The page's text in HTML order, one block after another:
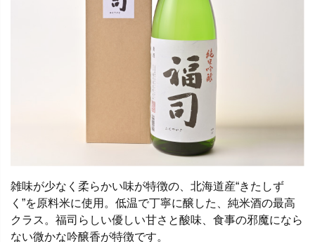
雑味が少なく柔らかい味が特徴の、北海道産“きたしず
く”を原料米に使用。低温で丁寧に醸した、純米酒の最高
クラス。福司らしい優しい甘さと酸味、食事の邪魔になら
ない微かな吟醸香が特徴です。